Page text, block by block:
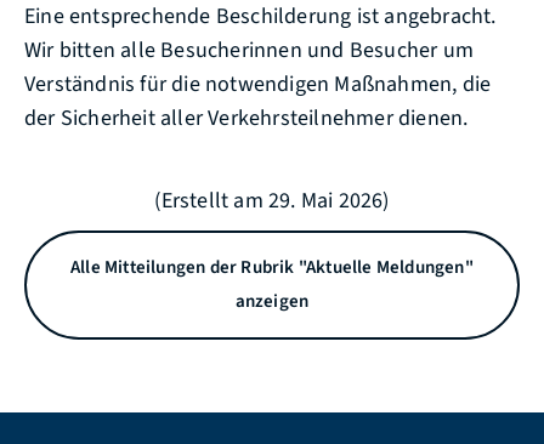
Eine entsprechende Beschilderung ist angebracht.
Wir bitten alle Besucherinnen und Besucher um
Verständnis für die notwendigen Maßnahmen, die
der Sicherheit aller Verkehrsteilnehmer dienen.
(Erstellt am 29. Mai 2026)
Alle Mitteilungen der Rubrik "Aktuelle Meldungen"
anzeigen